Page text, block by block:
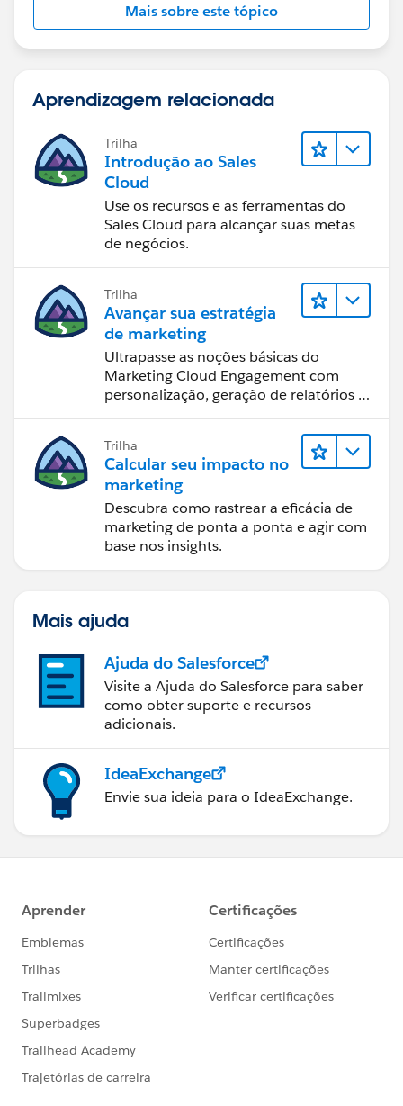
Mais sobre este tópico
Aprendizagem relacionada
Trilha
Introdução ao Sales
Cloud
Use os recursos e as ferramentas do
Sales Cloud para alcançar suas metas
de negócios.
Trilha
Avançar sua estratégia
de marketing
Ultrapasse as noções básicas do
Marketing Cloud Engagement com
personalização, geração de relatórios e
Trilha
Calcular seu impacto no
marketing
Descubra como rastrear a eficácia de
marketing de ponta a ponta e agir com
base nos insights.
Mais ajuda
Ajuda do Salesforce
Visite a Ajuda do Salesforce para saber
como obter suporte e recursos
adicionais.
IdeaExchange
Envie sua ideia para o IdeaExchange.